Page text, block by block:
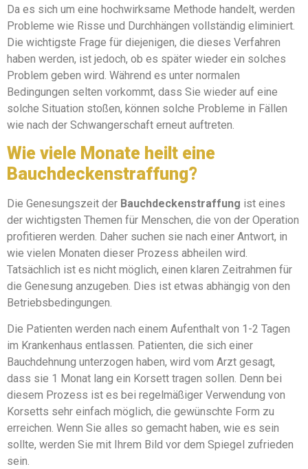
Da es sich um eine hochwirksame Methode handelt, werden
Probleme wie Risse und Durchhängen vollständig eliminiert.
Die wichtigste Frage für diejenigen, die dieses Verfahren
haben werden, ist jedoch, ob es später wieder ein solches
Problem geben wird. Während es unter normalen
Bedingungen selten vorkommt, dass Sie wieder auf eine
solche Situation stoßen, können solche Probleme in Fällen
wie nach der Schwangerschaft erneut auftreten.
Wie viele Monate heilt eine
Bauchdeckenstraffung?
Die Genesungszeit der Bauchdeckenstraffung ist eines
der wichtigsten Themen für Menschen, die von der Operation
profitieren werden. Daher suchen sie nach einer Antwort, in
wie vielen Monaten dieser Prozess abheilen wird.
Tatsächlich ist es nicht möglich, einen klaren Zeitrahmen für
die Genesung anzugeben. Dies ist etwas abhängig von den
Betriebsbedingungen.
Die Patienten werden nach einem Aufenthalt von 1-2 Tagen
im Krankenhaus entlassen. Patienten, die sich einer
Bauchdehnung unterzogen haben, wird vom Arzt gesagt,
dass sie 1 Monat lang ein Korsett tragen sollen. Denn bei
diesem Prozess ist es bei regelmäßiger Verwendung von
Korsetts sehr einfach möglich, die gewünschte Form zu
erreichen. Wenn Sie alles so gemacht haben, wie es sein
sollte, werden Sie mit Ihrem Bild vor dem Spiegel zufrieden
sein.